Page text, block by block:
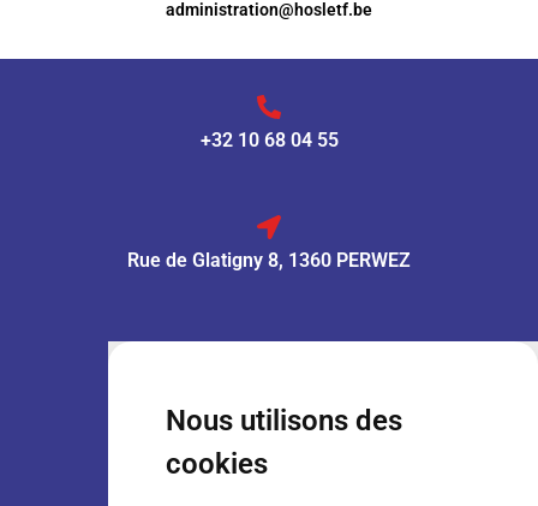
Nous utilisons des
cookies
administration@hosletf.be
+32 10 68 04 55
Rue de Glatigny 8, 1360 PERWEZ
: 9h00 – 13h00
Dim: Fermé